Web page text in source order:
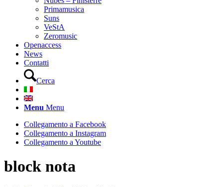
Primamusica
Suns
VeStA
Zeromusic
Openaccess
News
Contatti
Cerca
Menu Menu
Collegamento a Facebook
Collegamento a Instagram
Collegamento a Youtube
block nota